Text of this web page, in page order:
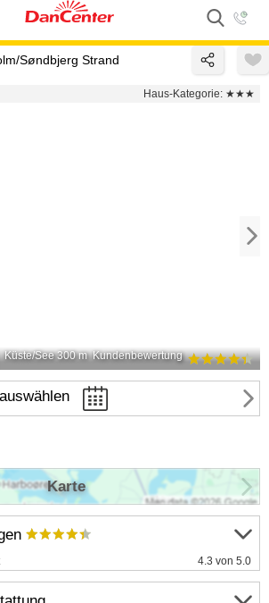
Søndbjerg Strand
Haus-Kategorie: ★★★
Küste/See 300 m Kundenbewertung
4.3 von 5.0
Karte